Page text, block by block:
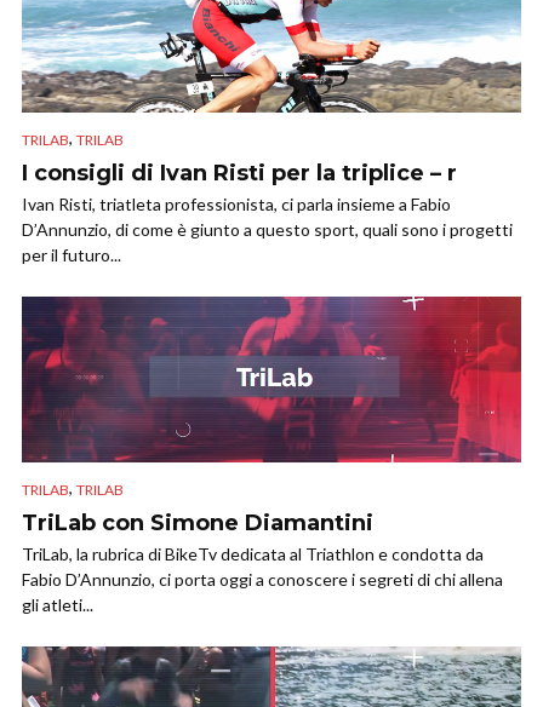
TRILAB, TRILAB
I consigli di Ivan Risti per la triplice – r
Ivan Risti, triatleta professionista, ci parla insieme a Fabio
D’Annunzio, di come è giunto a questo sport, quali sono i progetti
per il futuro...
TRILAB, TRILAB
TriLab con Simone Diamantini
TriLab, la rubrica di BikeTv dedicata al Triathlon e condotta da
Fabio D’Annunzio, ci porta oggi a conoscere i segreti di chi allena
gli atleti...